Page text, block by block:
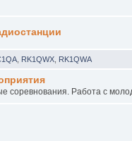
RK1QWX RK1QWA
соревнования. Работа с